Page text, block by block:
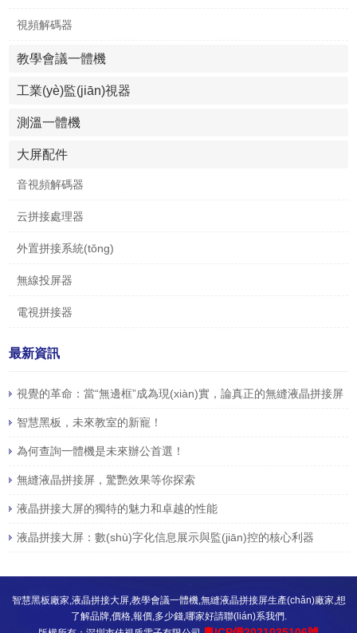
視頻解碼器
教學會議一體機
工業(yè)監(jiān)視器
測溫一體機
大屏配件
音視頻解碼器
云拼接處理器
外置拼接系統(tǒng)
無線投屏器
電視拼接器
最新資訊
視覺的革命：當“無邊框”成為現(xiàn)實，論真正的無縫液晶拼接屏
智慧黑板，未來教室的新寵！
為何查詢一體機是未來辦公首選！
無縫液晶拼接屏，驚艷效果等你探索
液晶拼接大屏的獨特的魅力和卓越的性能
液晶拼接大屏：數(shù)字化信息展示與監(jiān)控的核心利器
智慧黑板廠家,液晶拼接大屏,教學會議一體機,無縫液晶拼接屏生產(chǎn)廠家,想
了解品牌,價格,報價,多少錢,哪家好請聯(lián)系我們.